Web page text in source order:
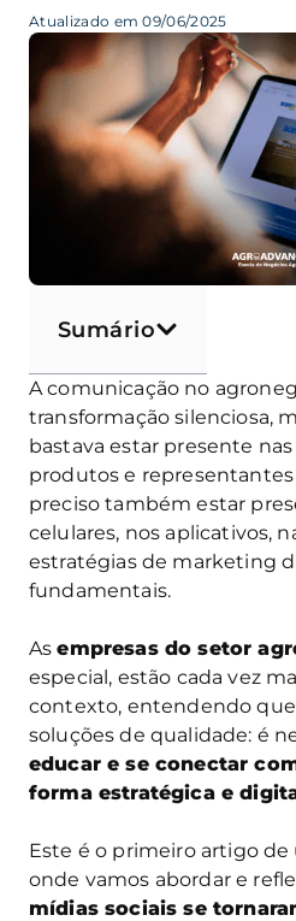
Atualizado em 09/06/2025
Sumário
A comunicação no
transformação silenciosa,
bastava estar presente
produtos e
preciso também estar
celulares, nos aplicativos,
estratégias de marketing
fundamentais.
Asempresas do setor
especial, estão cada vez
contexto, entendendo
soluções de qualidade: é
educar e se conectar
forma estratégica e
Este é o primeiro artigo de
onde vamos abordar e
mídias sociais se